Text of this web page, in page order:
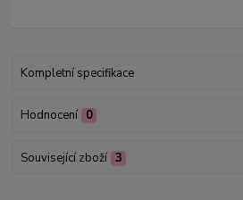
Kompletní specifikace
Hodnocení 0
Související zboží 3